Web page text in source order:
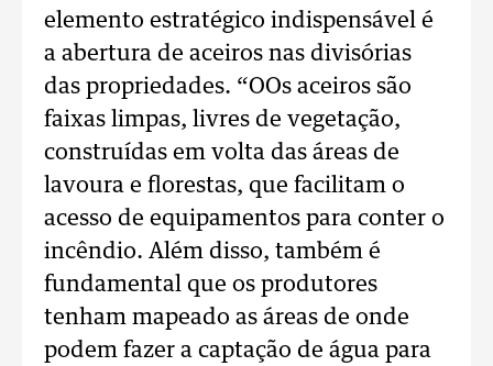
elemento estratégico indispensável é
a abertura de aceiros nas divisórias
das propriedades. “OOs aceiros são
faixas limpas, livres de vegetação,
construídas em volta das áreas de
lavoura e florestas, que facilitam o
acesso de equipamentos para conter o
incêndio. Além disso, também é
fundamental que os produtores
tenham mapeado as áreas de onde
podem fazer a captação de água para